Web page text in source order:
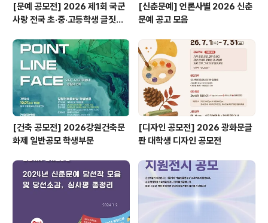
[문예 공모전] 2026 제1회 국군
사랑 전국 초·중·고등학생 글짓기
[신춘문예] 언론사별 2026 신춘
문예 공고 모음
[건축 공모전] 2026강원건축문
화제 일반공모 학생부문
[디자인 공모전] 2026 광화문글
판 대학생 디자인 공모전